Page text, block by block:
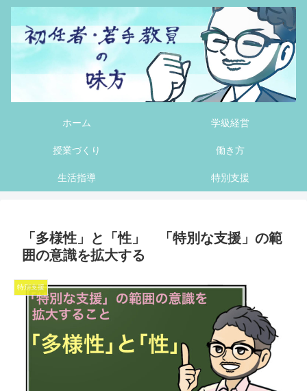
ホーム 学級経営
授業づくり 働き方
生活指導 特別支援
「多様性」と「性」 「特別な支援」の範
囲の意識を拡大する
特別支援